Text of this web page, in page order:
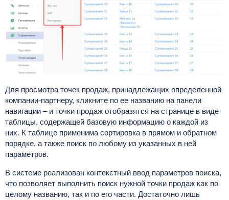
Для просмотра точек продаж, принадлежащих определенной
компании-партнеру, кликните по ее названию на панели
навигации – и точки продаж отобразятся на странице в виде
таблицы, содержащей базовую информацию о каждой из
них. К таблице применима сортировка в прямом и обратном
порядке, а также поиск по любому из указанных в ней
параметров.
В системе реализован контекстный ввод параметров поиска,
что позволяет выполнить поиск нужной точки продаж как по
целому названию, так и по его части. Достаточно лишь